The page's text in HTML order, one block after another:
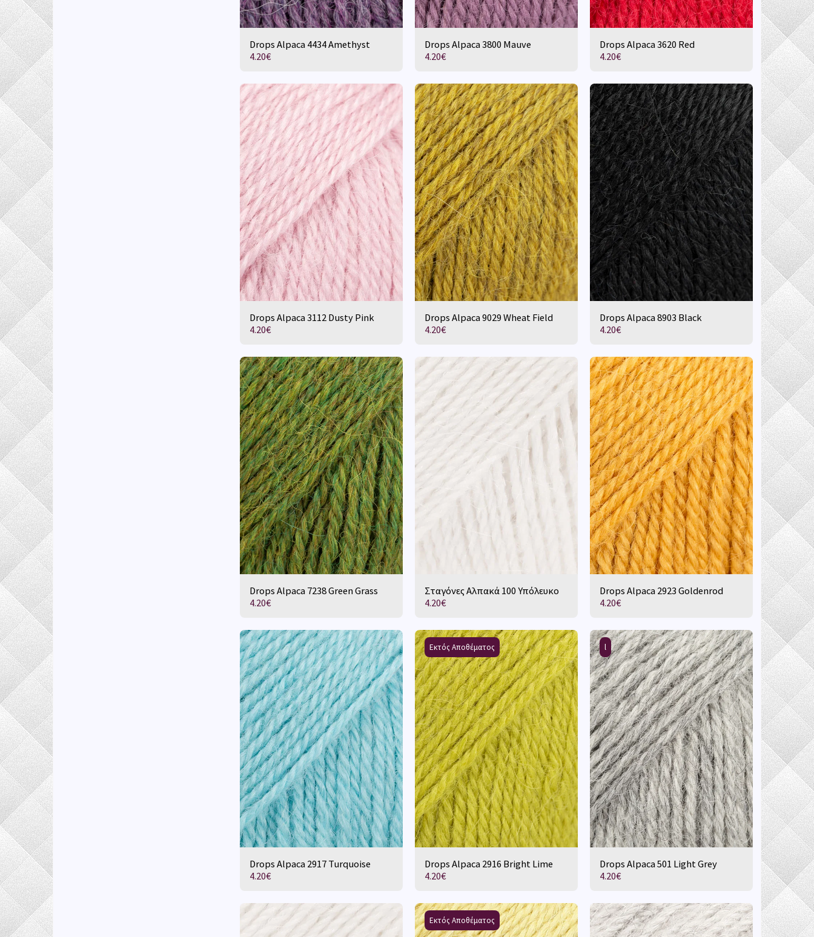
Drops Alpaca 4434 Amethyst
4.20€
Drops Alpaca 3800 Mauve
4.20€
Drops Alpaca 3620 Red
4.20€
Drops Alpaca 3112 Dusty Pink
4.20€
Drops Alpaca 9029 Wheat Field
4.20€
Drops Alpaca 8903 Black
4.20€
Drops Alpaca 7238 Green Grass
4.20€
Σταγόνες Αλπακά 100 Υπόλευκο
4.20€
Drops Alpaca 2923 Goldenrod
4.20€
Drops Alpaca 2917 Turquoise
4.20€
Εκτός Αποθέματος
Drops Alpaca 2916 Bright Lime
4.20€
l
Drops Alpaca 501 Light Grey
4.20€
Εκτός Αποθέματος